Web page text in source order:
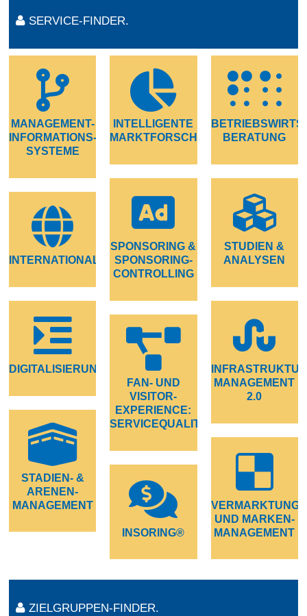
SERVICE-FINDER.
MANAGEMENT-
INFORMATIONS-
SYSTEME
INTERNATIONALISIERUNG
DIGITALISIERUNG
STADIEN- &
ARENEN-
MANAGEMENT
INTELLIGENTE
MARKTFORSCHUNG
SPONSORING &
SPONSORING-
CONTROLLING
FAN- UND
VISITOR-
EXPERIENCE:
SERVICEQUALITÄT
INSORING®
BERATUNG
STUDIEN &
ANALYSEN
MANAGEMENT
2.0
VERMARKTUNG
UND MARKEN-
MANAGEMENT
ZIELGRUPPEN-FINDER.